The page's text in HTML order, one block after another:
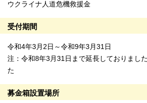
ウクライナ人道危機救援金
受付期間
令和4年3月2日～令和9年3月31日
注：令和8年3月31日まで延長しておりまし
た
募金箱設置場所